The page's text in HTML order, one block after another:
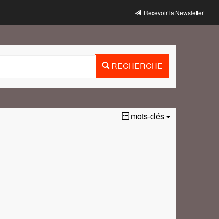
Recevoir la Newsletter
RECHERCHE
mots-clés